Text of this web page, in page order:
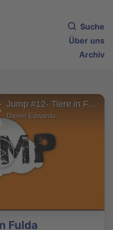
Suche
Über uns
Archiv
Jump #12- Tiere in Fulda
Daniel Edwards
Fulda